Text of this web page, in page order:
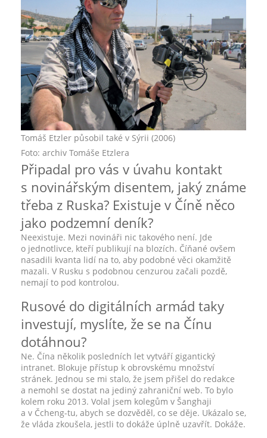
Tomáš Etzler působil také v Sýrii (2006)
Foto: archiv Tomáše Etzlera
Připadal pro vás v úvahu kontakt
s novinářským disentem, jaký známe
třeba z Ruska? Existuje v Číně něco
jako podzemní deník?
Neexistuje. Mezi novináři nic takového není. Jde
o jednotlivce, kteří publikují na blozích. Číňané ovšem
nasadili kvanta lidí na to, aby podobné věci okamžitě
mazali. V Rusku s podobnou cenzurou začali pozdě,
nemají to pod kontrolou.
Rusové do digitálních armád taky
investují, myslíte, že se na Čínu
dotáhnou?
Ne. Čína několik posledních let vytváří gigantický
intranet. Blokuje přístup k obrovskému množství
stránek. Jednou se mi stalo, že jsem přišel do redakce
a nemohl se dostat na jediný zahraniční web. To bylo
kolem roku 2013. Volal jsem kolegům v Šanghaji
a v Čcheng-tu, abych se dozvěděl, co se děje. Ukázalo se,
že vláda zkoušela, jestli to dokáže úplně uzavřít. Dokáže.